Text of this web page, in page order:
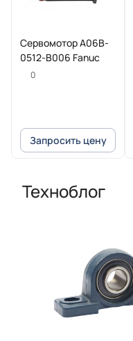
Сервомотор A06B-
0512-B006 Fanuc
0
Запросить цену
Техноблог